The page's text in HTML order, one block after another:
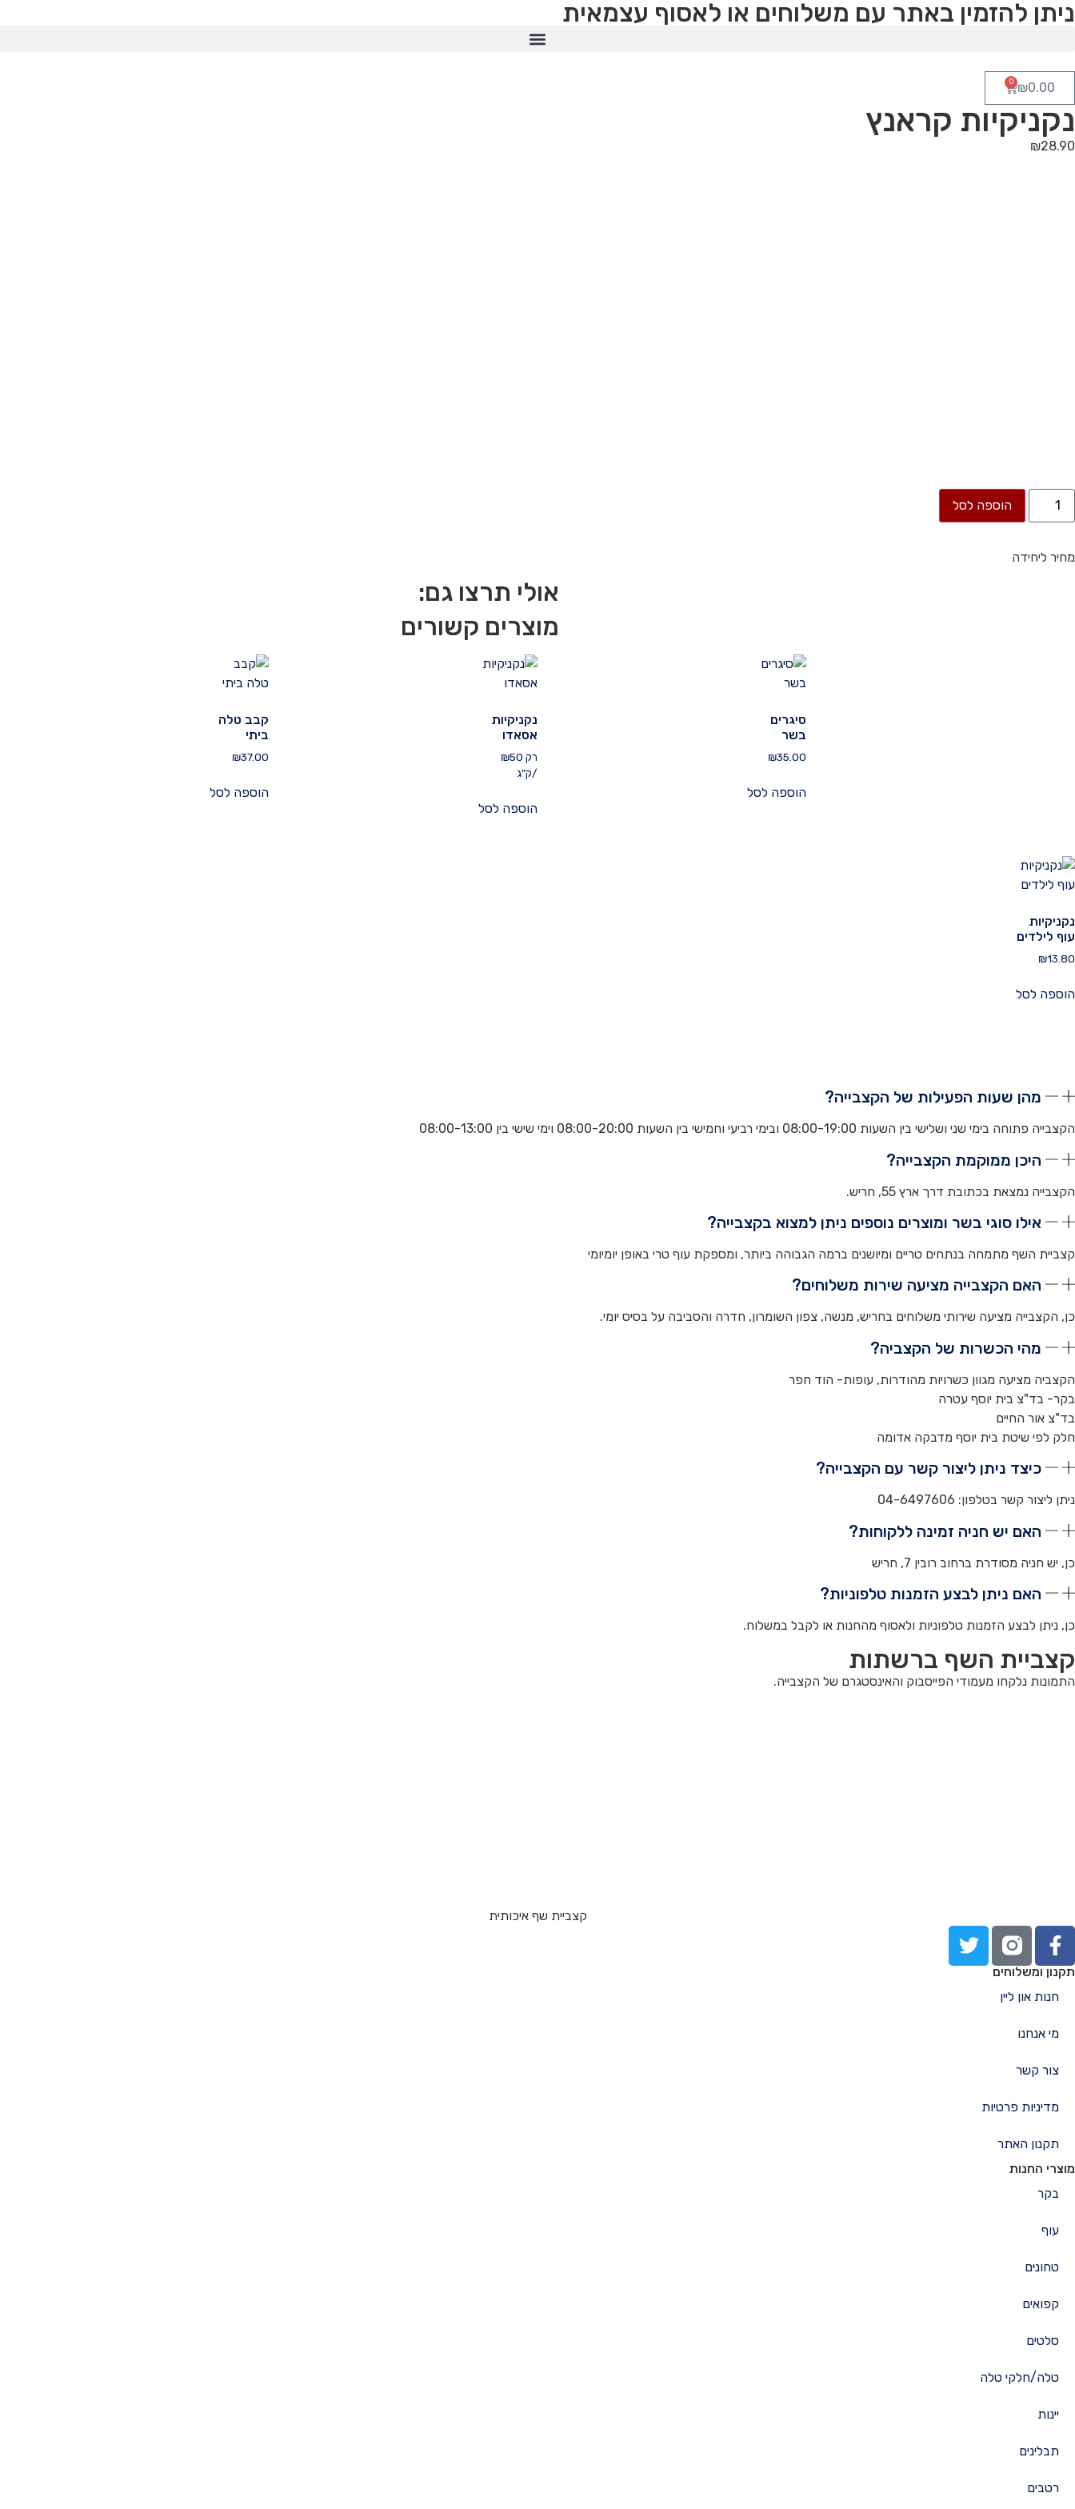
ניתן להזמין באתר עם משלוחים או לאסוף עצמאית
₪0.00
0
נקניקיות קראנץ
₪28.90
הוספה לסל
מחיר ליחידה
אולי תרצו גם:
מוצרים קשורים
סיגרים
בשר
₪35.00
הוספה לסל
נקניקיות
אסאדו
רק ₪50
/ק"ג
הוספה לסל
קבב טלה
ביתי
₪37.00
הוספה לסל
נקניקיות
עוף לילדים
₪13.80
הוספה לסל
מהן שעות הפעילות של הקצבייה?
הקצבייה פתוחה בימי שני ושלישי בין השעות 08:00-19:00 ובימי רביעי וחמישי בין השעות 08:00-20:00 וימי שישי בין 08:00-13:00
היכן ממוקמת הקצבייה?
הקצבייה נמצאת בכתובת דרך ארץ 55, חריש.
אילו סוגי בשר ומוצרים נוספים ניתן למצוא בקצבייה?
קצביית השף מתמחה בנתחים טריים ומיושנים ברמה הגבוהה ביותר, ומספקת עוף טרי באופן יומיומי
האם הקצבייה מציעה שירות משלוחים?
כן, הקצבייה מציעה שירותי משלוחים בחריש, מנשה, צפון השומרון, חדרה והסביבה על בסיס יומי.
מהי הכשרות של הקצביה?
הקצביה מציעה מגוון כשרויות מהודרות, עופות- הוד חפר
בקר- בד"צ בית יוסף עטרה
בד"צ אור החיים
חלק לפי שיטת בית יוסף מדבקה אדומה
כיצד ניתן ליצור קשר עם הקצבייה?
ניתן ליצור קשר בטלפון: 04-6497606
האם יש חניה זמינה ללקוחות?
כן, יש חניה מסודרת ברחוב רובין 7, חריש
האם ניתן לבצע הזמנות טלפוניות?
כן, ניתן לבצע הזמנות טלפוניות ולאסוף מהחנות או לקבל במשלוח.
קצביית השף ברשתות
התמונות נלקחו מעמודי הפייסבוק והאינסטגרם של הקצבייה.
קצביית שף איכותית
תקנון ומשלוחים
חנות און ליין
מי אנחנו
צור קשר
מדיניות פרטיות
תקנון האתר
מוצרי החנות
בקר
עוף
טחונים
קפואים
סלטים
טלה/חלקי טלה
יינות
תבלינים
רטבים